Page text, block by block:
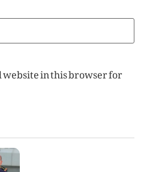
in this browser for